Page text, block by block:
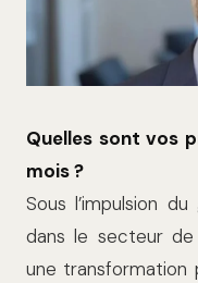
Quelles sont vos
mois ?
Sous l’impulsion
dans le secteur
une